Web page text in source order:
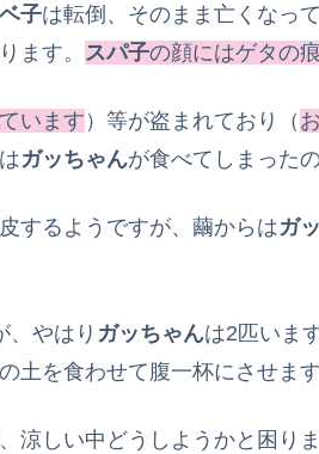
子は転倒、そのまま亡くなっ
ます。 スパ子の顔にはゲタの
います ）等が盗まれており（
はガッちゃんが食べてしまった
するようですが、繭からはガ
、やはり ガッちゃんは2匹います
土を食わせて腹一杯にさせます
涼しい中どうしようかと困りま